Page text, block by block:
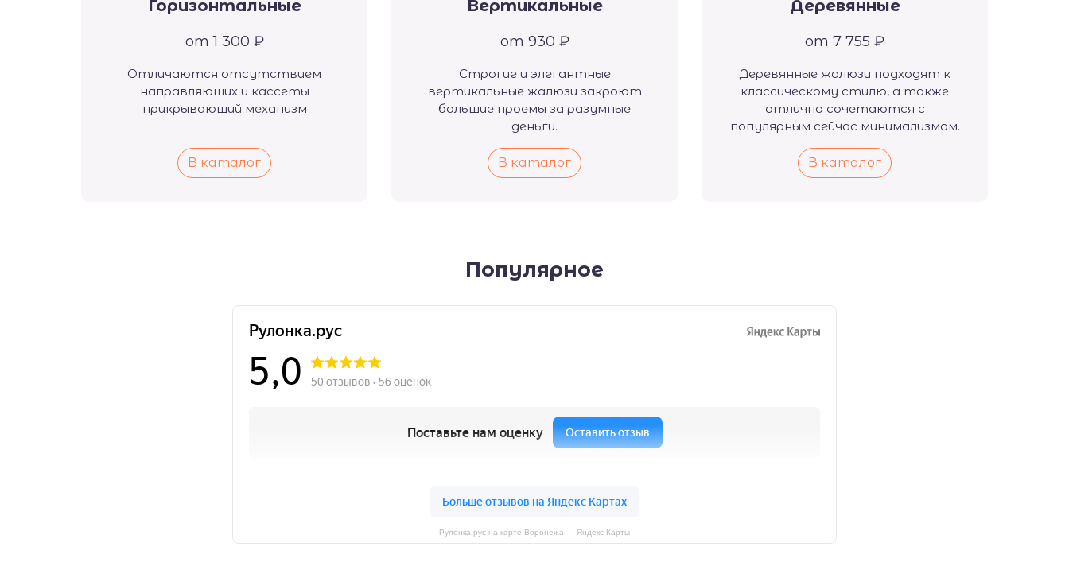
Горизонтальные
от 1 300 ₽
Отличаются отсутствием
направляющих и кассеты
прикрывающий механизм
В каталог
Вертикальные
от 930 ₽
Строгие и элегантные
вертикальные жалюзи закроют
большие проемы за разумные
деньги.
В каталог
Деревянные
от 7 755 ₽
Деревянные жалюзи подходят к
классическому стилю, а также
отлично сочетаются с
популярным сейчас минимализмом.
В каталог
Популярное
Рулонка.рус на карте Воронежа — Яндекс Карты